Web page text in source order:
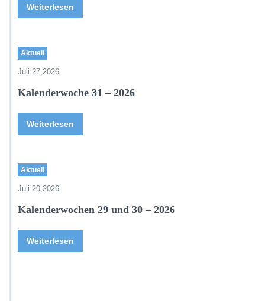
Weiterlesen
Aktuell
Juli 27,2026
Kalenderwoche 31 – 2026
Weiterlesen
Aktuell
Juli 20,2026
Kalenderwochen 29 und 30 – 2026
Weiterlesen